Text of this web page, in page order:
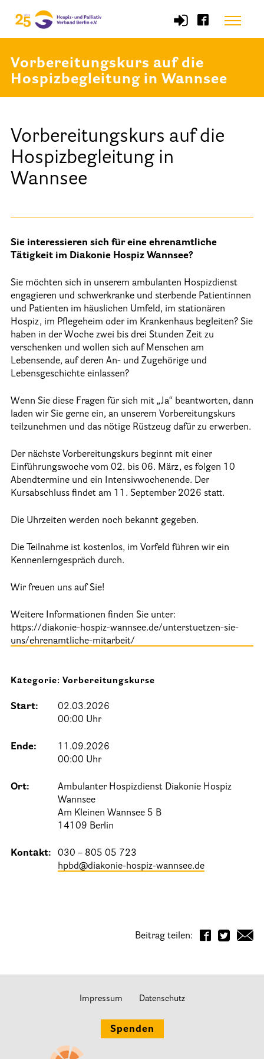
Menu
Start
Selbstverständnis und Leitsätze
Satzung des HPV Berlin e.V.
Mitgliedschaft im Verband
Freie Stellen
Mitgliederbereich (Intranet)
Informationen
Hospizgedanke
Betreuung Zuhause
Betreuung im stationären Hospiz
Kinder und Jugendliche
Patientenverfügung – Vorsorgevollmacht –
Flyer und Broschüren zum Download
Veranstaltungen
25 Jahre HPV Berlin – Festakt am 19. Okt. 2024
Berliner Hospizaktionen
Berliner Werkstattgespräche zur Hospiz- und Palliativarbeit
Aktion: Letzte Wünsche Wand
Stationäre Hospize
Kinder- und Jugendhospize und -hospizdienste
Palliative Einrichtungen
Kontakt
Vorbereitungskurs auf die
Hospizbegleitung in Wannsee
Vorbereitungskurs auf die
Hospizbegleitung in
Wannsee
Sie interessieren sich für eine ehrenamtliche
Tätigkeit im Diakonie Hospiz Wannsee?
Sie möchten sich in unserem ambulanten Hospizdienst
engagieren und schwerkranke und sterbende Patientinnen
und Patienten im häuslichen Umfeld, im stationären
Hospiz, im Pflegeheim oder im Krankenhaus begleiten? Sie
haben in der Woche zwei bis drei Stunden Zeit zu
verschenken und wollen sich auf Menschen am
Lebensende, auf deren An- und Zugehörige und
Lebensgeschichte einlassen?
Wenn Sie diese Fragen für sich mit „Ja“ beantworten, dann
laden wir Sie gerne ein, an unserem Vorbereitungskurs
teilzunehmen und das nötige Rüstzeug dafür zu erwerben.
Der nächste Vorbereitungskurs beginnt mit einer
Einführungswoche vom 02. bis 06. März, es folgen 10
Abendtermine und ein Intensivwochenende. Der
Kursabschluss findet am 11. September 2026 statt.
Die Uhrzeiten werden noch bekannt gegeben.
Die Teilnahme ist kostenlos, im Vorfeld führen wir ein
Kennenlerngespräch durch.
Wir freuen uns auf Sie!
Weitere Informationen finden Sie unter:
https://diakonie-hospiz-wannsee.de/unterstuetzen-sie-
uns/ehrenamtliche-mitarbeit/
Kategorie: Vorbereitungskurse
Start:
02.03.2026
00:00 Uhr
Ende:
11.09.2026
00:00 Uhr
Ort:
Ambulanter Hospizdienst Diakonie Hospiz
Wannsee
Am Kleinen Wannsee 5 B
14109 Berlin
Kontakt:
030 – 805 05 723
hpbd@diakonie-hospiz-wannsee.de
Beitrag teilen:
Spenden
Impressum Datenschutz